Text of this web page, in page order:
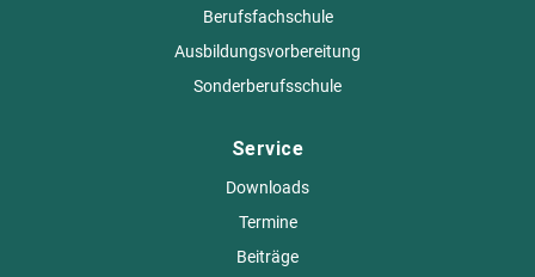
Berufsfachschule
Ausbildungsvorbereitung
Sonderberufsschule
Service
Downloads
Termine
Beiträge